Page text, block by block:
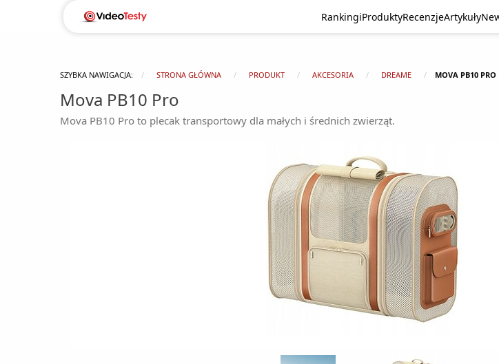
RankingiProduktyRecenzjeArtykuły
SZYBKA NAWIGACJA: STRONA GŁÓWNA PRODUKT AKCESORIA DREAME MOVA PB10 PRO
Mova PB10 Pro
Mova PB10 Pro to plecak transportowy dla małych i średnich zwierząt.